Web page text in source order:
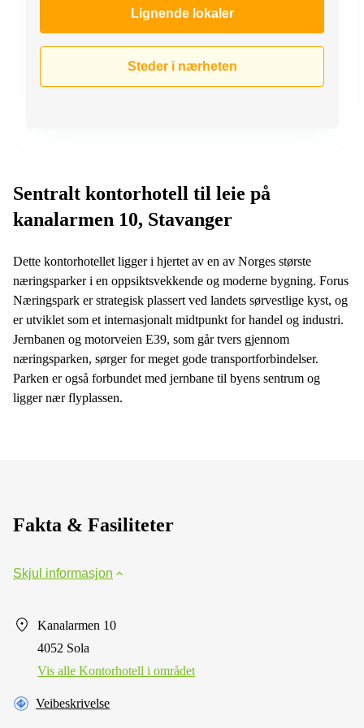
Lignende lokaler
Steder i nærheten
Sentralt kontorhotell til leie på
kanalarmen 10, Stavanger
Dette kontorhotellet ligger i hjertet av en av Norges største
næringsparker i en oppsiktsvekkende og moderne bygning. Forus
Næringspark er strategisk plassert ved landets sørvestlige kyst, og
er utviklet som et internasjonalt midtpunkt for handel og industri.
Jernbanen og motorveien E39, som går tvers gjennom
næringsparken, sørger for meget gode transportforbindelser.
Parken er også forbundet med jernbane til byens sentrum og
ligger nær flyplassen.
Fakta & Fasiliteter
Skjul informasjon
Kanalarmen 10
4052 Sola
Vis alle Kontorhotell i området
Veibeskrivelse